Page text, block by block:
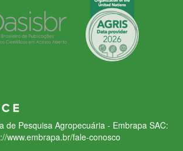
de Pesquisa Agropecuária - Embrapa SAC:
www.embrapa.br/fale-conosco